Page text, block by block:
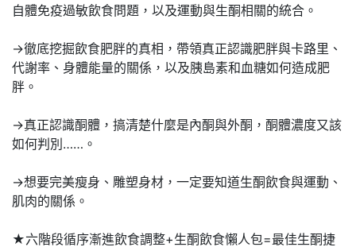
自體免疫過敏飲食問題，以及運動與生酮相關的統合。
→徹底挖掘飲食肥胖的真相，帶領真正認識肥胖與卡路里、
代謝率、身體能量的關係，以及胰島素和血糖如何造成肥
胖。
→真正認識酮體，搞清楚什麼是內酮與外酮，酮體濃度又該
如何判別……。
→想要完美瘦身、雕塑身材，一定要知道生酮飲食與運動、
肌肉的關係。
★六階段循序漸進飲食調整+生酮飲食懶人包=最佳生酮捷